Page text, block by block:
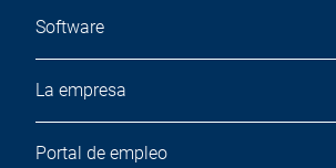
Software
La empresa
Portal de empleo